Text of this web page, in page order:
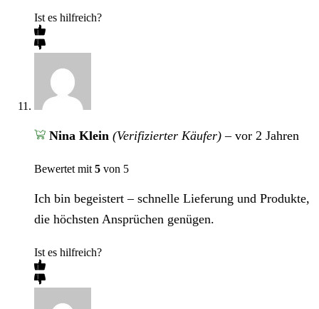
Ist es hilfreich?
Nina Klein (Verifizierter Käufer) – vor 2 Jahren
Bewertet mit 5 von 5
Ich bin begeistert – schnelle Lieferung und Produkte,
die höchsten Ansprüchen genügen.
Ist es hilfreich?